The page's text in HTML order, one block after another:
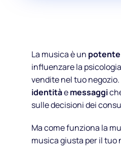
La musica è un
influenzare la
vendite nel tuo
identitàemessaggi
sulle decisioni dei
Ma come funziona la
musica giusta per il tuo